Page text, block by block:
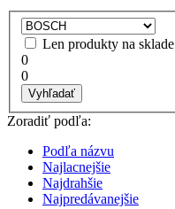
Len produkty na sklade
0
0
Vyhľadať
Zoradiť podľa:
Podľa názvu
Najlacnejšie
Najdrahšie
Najpredávanejšie